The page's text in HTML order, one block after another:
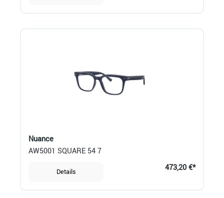
Nuance
AW5001 SQUARE 54 7
Details 473,20 €*